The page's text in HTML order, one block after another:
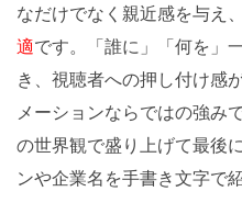
なだけでなく親近感を与え、
適です。「誰に」「何を」
き、視聴者への押し付け感
メーションならではの強み
の世界観で盛り上げて最後
ンや企業名を手書き文字で